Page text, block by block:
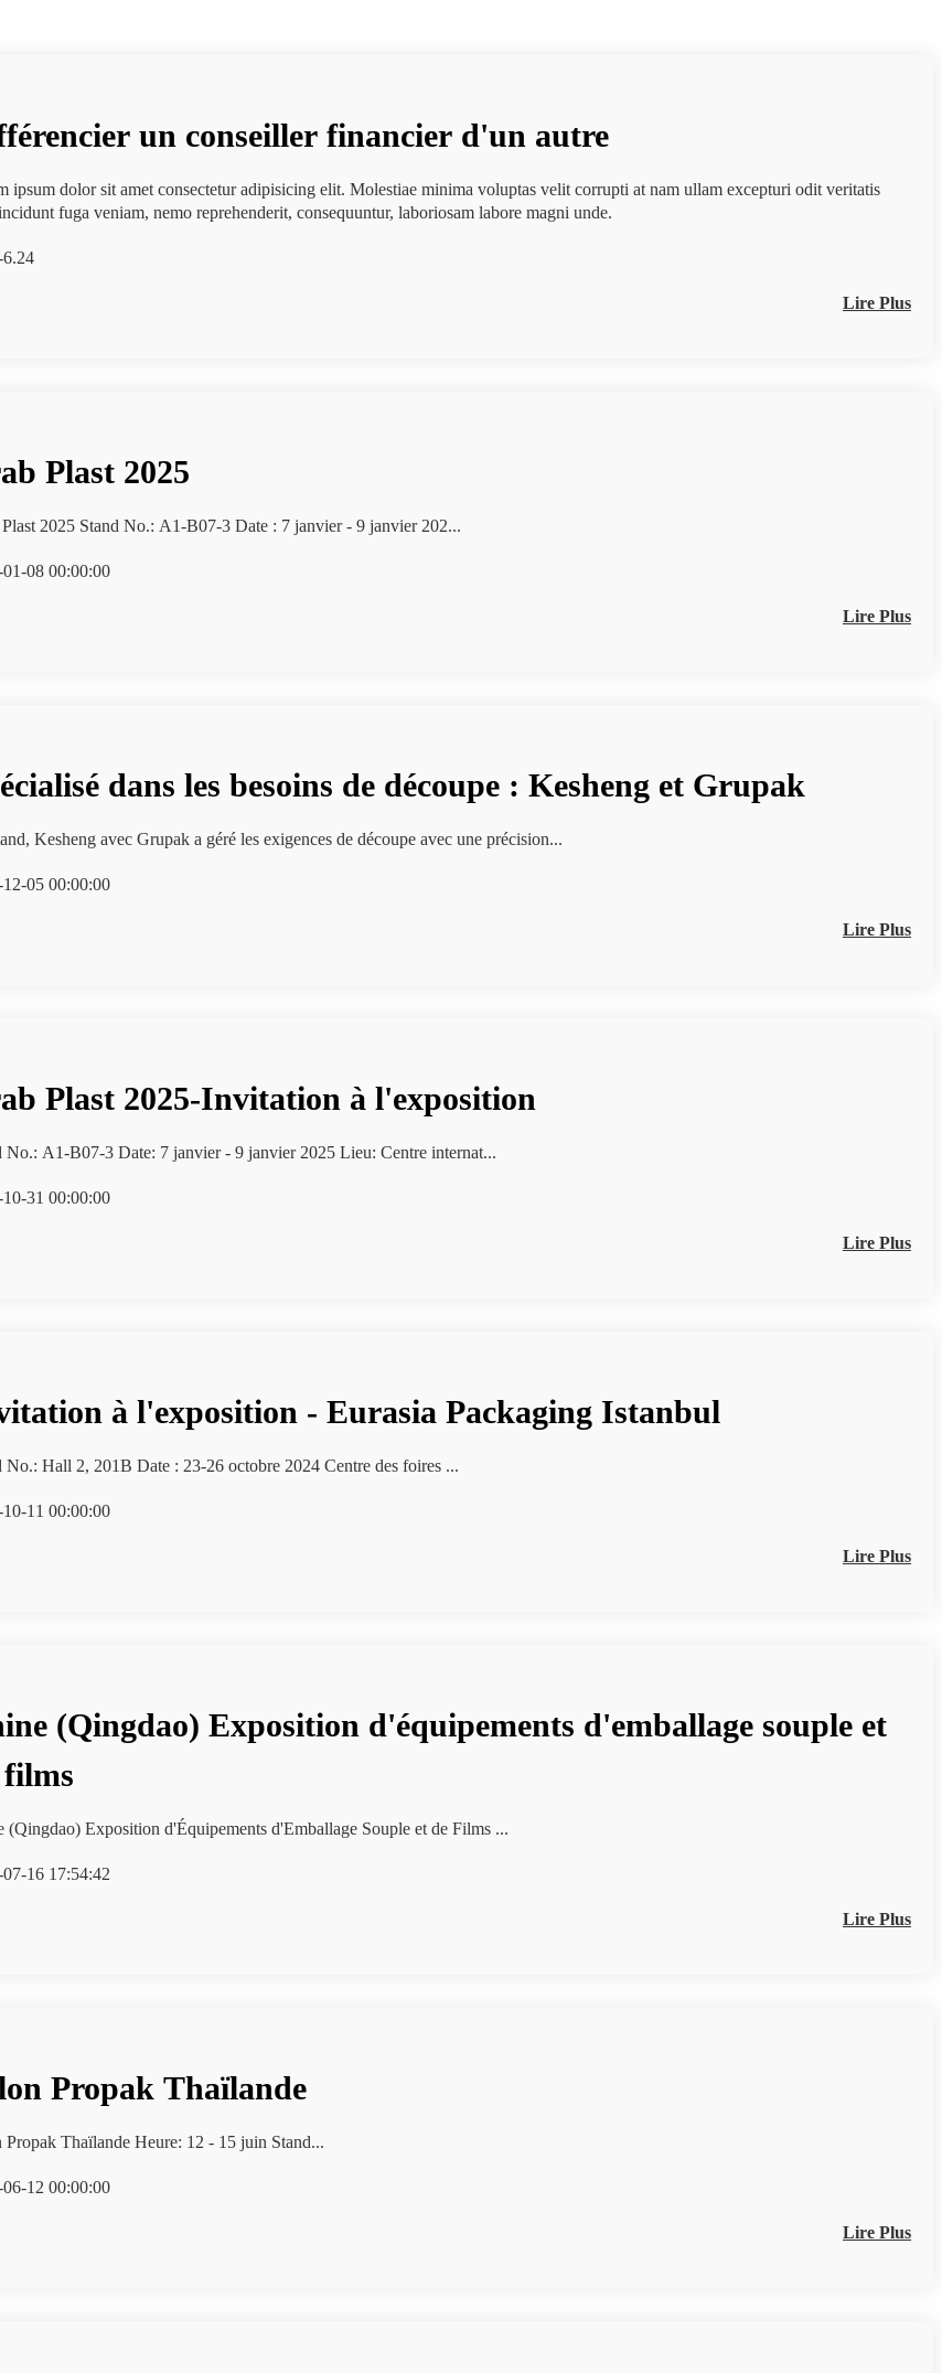
un conseiller financier d'un autre
ipsum dolor sit amet consectetur adipisicing elit. Molestiae minima voluptas velit corrupti at nam ullam excepturi odit veritatis
fuga veniam, nemo reprehenderit, consequuntur, laboriosam labore magni unde.
6.24
Lire Plus
Plast 2025
Arab Plast 2025 Stand No.: A1-B07-3 Date : 7 janvier - 9 janvier 202...
01-08 00:00:00
Lire Plus
dans les besoins de découpe : Kesheng et Grupak
Kesheng avec Grupak a géré les exigences de découpe avec une précision...
12-05 00:00:00
Lire Plus
Plast 2025-Invitation à l'exposition
Stand No.: A1-B07-3 Date: 7 janvier - 9 janvier 2025 Lieu: Centre internat...
10-31 00:00:00
Lire Plus
à l'exposition - Eurasia Packaging Istanbul
Stand No.: Hall 2, 201B Date : 23-26 octobre 2024 Centre des foires ...
10-11 00:00:00
Lire Plus
(Qingdao) Exposition d'équipements d'emballage souple et
films
Chine (Qingdao) Exposition d'Équipements d'Emballage Souple et de Films ...
07-16 17:54:42
Lire Plus
Propak Thaïlande
Salon Propak Thaïlande Heure: 12 - 15 juin Stand...
06-12 00:00:00
Lire Plus